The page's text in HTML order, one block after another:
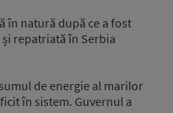
în natură după ce a fost
repatriată în Serbia
de energie al marilor
în sistem. Guvernul a